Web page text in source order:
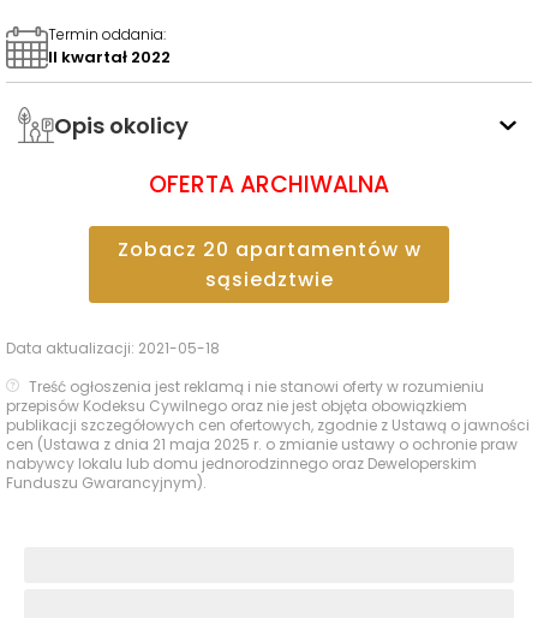
Termin oddania:
II kwartał 2022
Opis okolicy
OFERTA ARCHIWALNA
Zobacz 20 apartamentów w
sąsiedztwie
Data aktualizacji: 2021-05-18
Treść ogłoszenia jest reklamą i nie stanowi oferty w rozumieniu
przepisów Kodeksu Cywilnego oraz nie jest objęta obowiązkiem
publikacji szczegółowych cen ofertowych, zgodnie z Ustawą o jawności
cen (Ustawa z dnia 21 maja 2025 r. o zmianie ustawy o ochronie praw
nabywcy lokalu lub domu jednorodzinnego oraz Deweloperskim
Funduszu Gwarancyjnym).